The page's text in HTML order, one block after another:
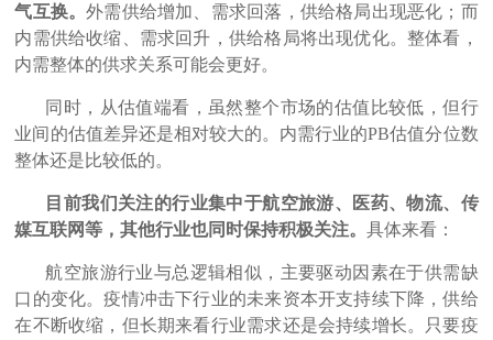
气互换。外需供给增加、需求回落，供给格局出现恶化；而
内需供给收缩、需求回升，供给格局将出现优化。整体看，
内需整体的供求关系可能会更好。
同时，从估值端看，虽然整个市场的估值比较低，但行
业间的估值差异还是相对较大的。内需行业的PB估值分位数
整体还是比较低的。
目前我们关注的行业集中于航空旅游、医药、物流、传
媒互联网等，其他行业也同时保持积极关注。具体来看：
航空旅游行业与总逻辑相似，主要驱动因素在于供需缺
口的变化。疫情冲击下行业的未来资本开支持续下降，供给
在不断收缩，但长期来看行业需求还是会持续增长。只要疫